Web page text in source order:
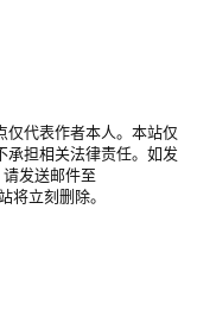
仅代表作者本人。本站仅
承担相关法律责任。如发
发送邮件至
立刻删除。